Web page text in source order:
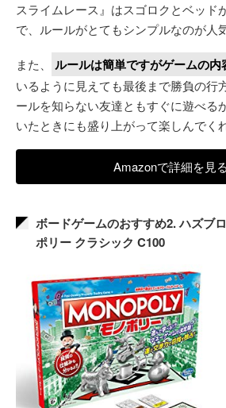
スライムレース』はスゴロクとベッド
で、ルールがとてもシンプルなのが人
また、 ルールは簡単ですがゲームの内
いるように見えても最後まで勝負の行
ールを知らない友達ともすぐに遊べる
いたときにも盛り上がって楽しんでく
Amazonで詳細を見る
ボードゲームのおすすめ2. ハズブ
ポリー クラシック C100